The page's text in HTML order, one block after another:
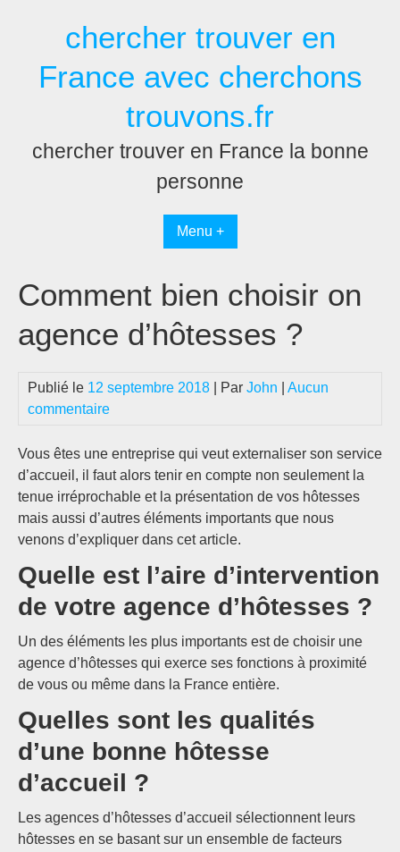
chercher trouver en
France avec cherchons
trouvons.fr
chercher trouver en France la bonne
personne
Menu +
Comment bien choisir on
agence d’hôtesses ?
Publié le 12 septembre 2018 | Par John
Aucun
commentaire
Vous êtes une entreprise qui veut externaliser son service
d’accueil, il faut alors tenir en compte non seulement la
tenue irréprochable et la présentation de vos hôtesses
mais aussi d’autres éléments importants que nous
venons d’expliquer dans cet article.
Quelle est l’aire d’intervention
de votre agence d’hôtesses ?
Un des éléments les plus importants est de choisir une
agence d’hôtesses qui exerce ses fonctions à proximité
de vous ou même dans la France entière.
Quelles sont les qualités
d’une bonne hôtesse
d’accueil ?
Les agences d’hôtesses d’accueil sélectionnent leurs
hôtesses en se basant sur un ensemble de facteurs